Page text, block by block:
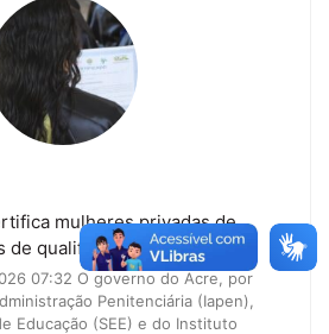
mulheres privadas de
de qualificação profissional
07:32 O governo do Acre, por
Penitenciária (Iapen),
Educação (SEE) e do Instituto